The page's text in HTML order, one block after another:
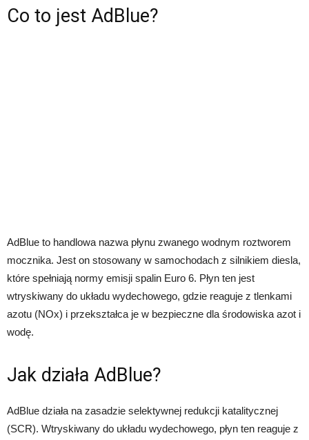
Co to jest AdBlue?
AdBlue to handlowa nazwa płynu zwanego wodnym roztworem
mocznika. Jest on stosowany w samochodach z silnikiem diesla,
które spełniają normy emisji spalin Euro 6. Płyn ten jest
wtryskiwany do układu wydechowego, gdzie reaguje z tlenkami
azotu (NOx) i przekształca je w bezpieczne dla środowiska azot i
wodę.
Jak działa AdBlue?
AdBlue działa na zasadzie selektywnej redukcji katalitycznej
(SCR). Wtryskiwany do układu wydechowego, płyn ten reaguje z